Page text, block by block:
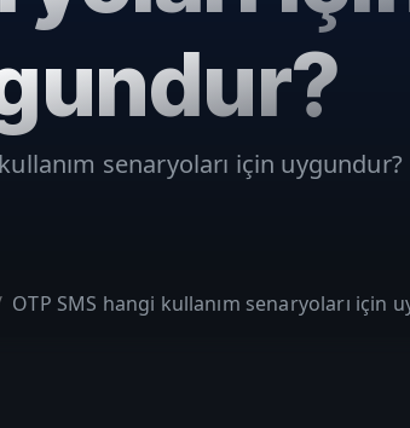
senaryoları için uygundur?
OTP SMS hangi kullanım senaryoları için